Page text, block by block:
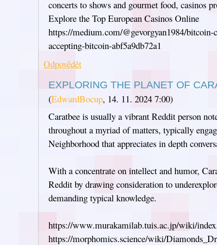
concerts to shows and gourmet food, casinos
Explore the Top European Casinos Online
https://medium.com/@gevorgyan1984/bitcoin-
accepting-bitcoin-abf5a9db72a1
Odpovědět
EXPLORING THE PLANET OF
(EdwardBocup, 14. 11. 2024 7:00)
Caratbee is usually a vibrant Reddit person
throughout a myriad of matters, typically
Neighborhood that appreciates in depth
With a concentrate on intellect and humor,
Reddit by drawing consideration to
demanding typical knowledge.
https://www.murakamilab.tuis.ac.jp/wiki/
https://morphomics.science/wiki/